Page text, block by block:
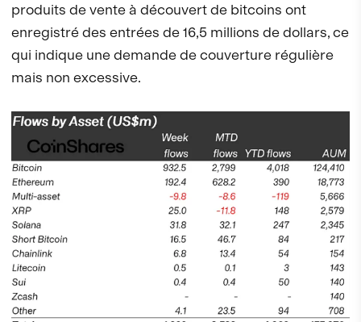
produits de vente à découvert de bitcoins ont
enregistré des entrées de 16,5 millions de dollars, ce
qui indique une demande de couverture régulière
mais non excessive.